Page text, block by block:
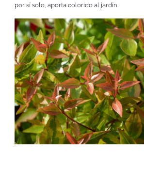
por sí solo, aporta colorido al jardín.